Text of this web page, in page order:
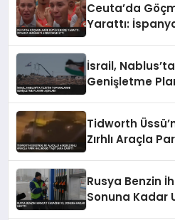
Ceuta’da
Yarattı:
İsrail,
Genişletme
Tidworth
Zırhlı Araçla
Rusya Benzin
Sonuna Kadar